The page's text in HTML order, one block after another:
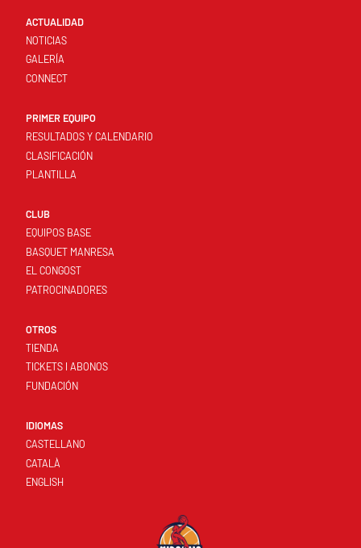
ACTUALIDAD
NOTICIAS
GALERÍA
CONNECT
PRIMER EQUIPO
RESULTADOS Y CALENDARIO
CLASIFICACIÓN
PLANTILLA
CLUB
EQUIPOS BASE
BASQUET MANRESA
EL CONGOST
PATROCINADORES
OTROS
TIENDA
TICKETS I ABONOS
FUNDACIÓN
IDIOMAS
CASTELLANO
CATALÀ
ENGLISH